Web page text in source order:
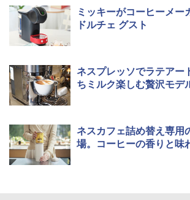
ミッキーがコーヒーメ
ドルチェ グスト
ネスプレッソでラテアー
ちミルク楽しむ贅沢モデ
ネスカフェ詰め替え専用
場。コーヒーの香りと味